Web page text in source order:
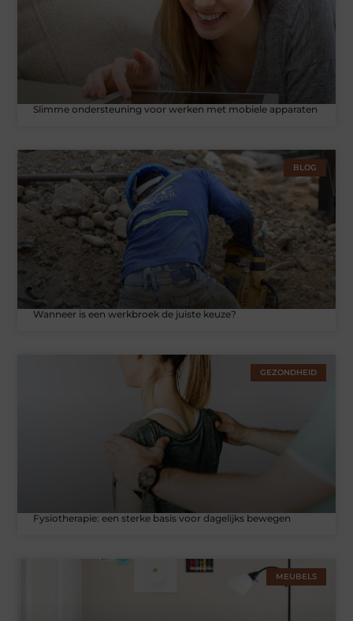
Slimme ondersteuning voor werken met mobiele apparaten
BLOG
Wanneer is een werkbroek de juiste keuze?
GEZONDHEID
Fysiotherapie: een sterke basis voor dagelijks bewegen
MEUBELS